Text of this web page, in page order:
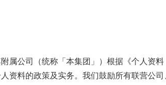
属公司（统称「本集团」）根据《个人资料
资料的政策及实务。我们鼓励所有联营公